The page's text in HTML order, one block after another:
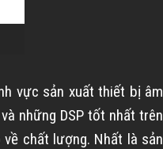
vực sản xuất thiết bị âm
những DSP tốt nhất trên
chất lượng. Nhất là sản